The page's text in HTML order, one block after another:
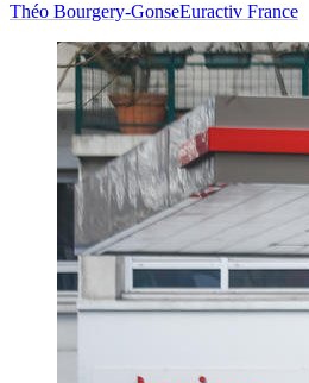
Théo Bourgery-GonseEuractiv France